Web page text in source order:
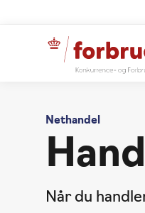
Nethandel
Når du